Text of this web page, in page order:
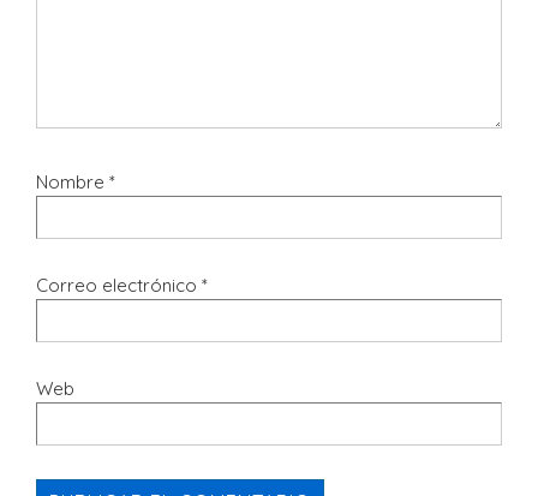
Nombre *
Correo electrónico *
Web